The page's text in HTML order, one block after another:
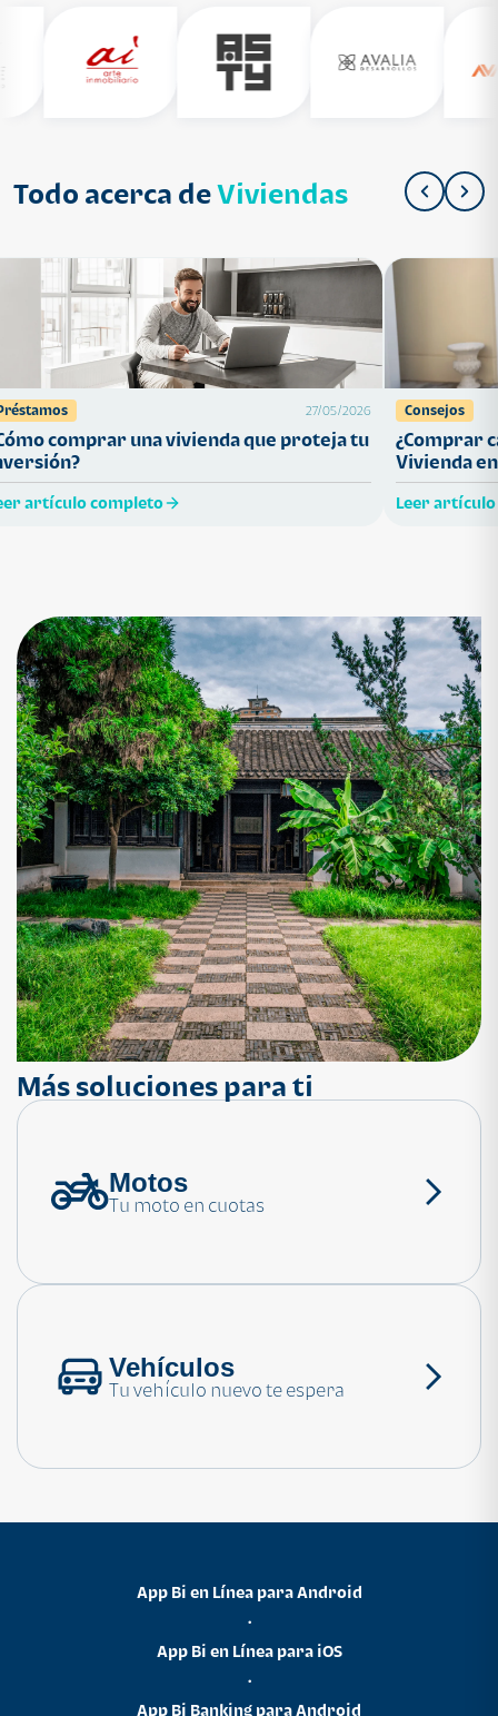
Todo acerca deViviendas
27/05/2026
comprar una vivienda que proteja tu
artículo completo
Consejos
¿Comprar
Vivienda
Leer
¿Necesitas ayuda?
Más soluciones para ti
Motos
Tu moto en cuotas
Vehículos
Tu vehículo nuevo te espera
App Bi en Línea para Android
•
App Bi en Línea para iOS
•
App Bi Banking para Android